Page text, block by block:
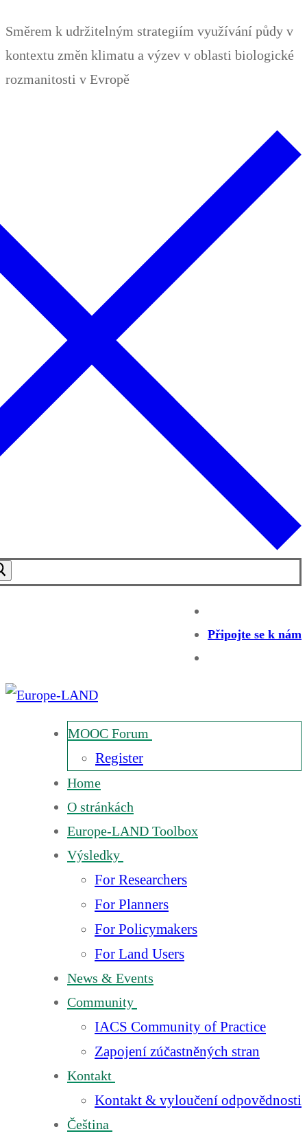
Inhalt
springen
Směrem k udržitelným strategiím využívání půdy v
kontextu změn klimatu a výzev v oblasti biologické
rozmanitosti v Evropě
Připojte se k nám
MOOC Forum
Register
Home
O stránkách
Europe-LAND Toolbox
Výsledky
For Researchers
For Planners
For Policymakers
For Land Users
News & Events
Community
IACS Community of Practice
Zapojení zúčastněných stran
Kontakt
Kontakt & vyloučení odpovědnosti
Čeština